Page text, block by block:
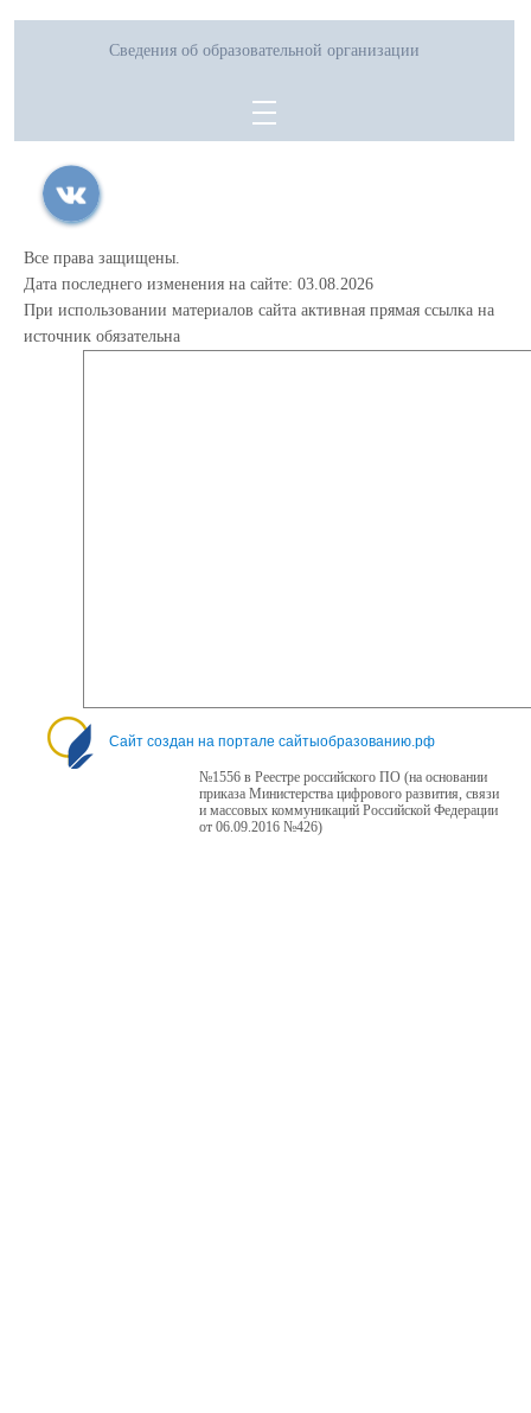
Сведения об образовательной организации
Все права защищены.
Дата последнего изменения на сайте: 03.08.2026
При использовании материалов сайта активная прямая ссылка на
источник обязательна
Сайт создан на портале сайтыобразованию.рф
№1556 в Реестре российского ПО (на основании
приказа Министерства цифрового развития, связи
и массовых коммуникаций Российской Федерации
от 06.09.2016 №426)